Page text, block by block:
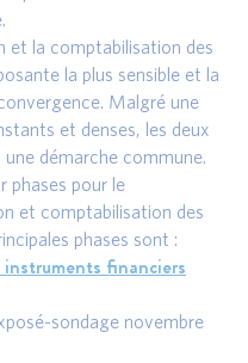
et la comptabilisation des
la plus sensible et la
Malgré une
et denses, les deux
démarche commune.
phases pour le
et comptabilisation des
phases sont :
financiers
sondage novembre